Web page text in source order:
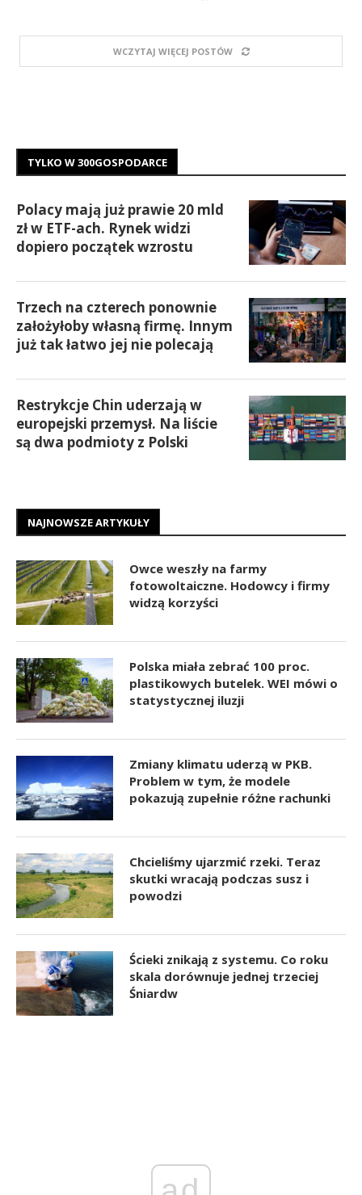
WCZYTAJ WIĘCEJ POSTÓW
TYLKO W 300GOSPODARCE
Polacy mają już prawie 20 mld
zł w ETF-ach. Rynek widzi
dopiero początek wzrostu
Trzech na czterech ponownie
założyłoby własną firmę. Innym
już tak łatwo jej nie polecają
Restrykcje Chin uderzają w
europejski przemysł. Na liście
są dwa podmioty z Polski
NAJNOWSZE ARTYKUŁY
Owce weszły na farmy
fotowoltaiczne. Hodowcy i firmy
widzą korzyści
Polska miała zebrać 100 proc.
plastikowych butelek. WEI mówi o
statystycznej iluzji
Zmiany klimatu uderzą w PKB.
Problem w tym, że modele
pokazują zupełnie różne rachunki
Chcieliśmy ujarzmić rzeki. Teraz
skutki wracają podczas susz i
powodzi
Ścieki znikają z systemu. Co roku
skala dorównuje jednej trzeciej
Śniardw